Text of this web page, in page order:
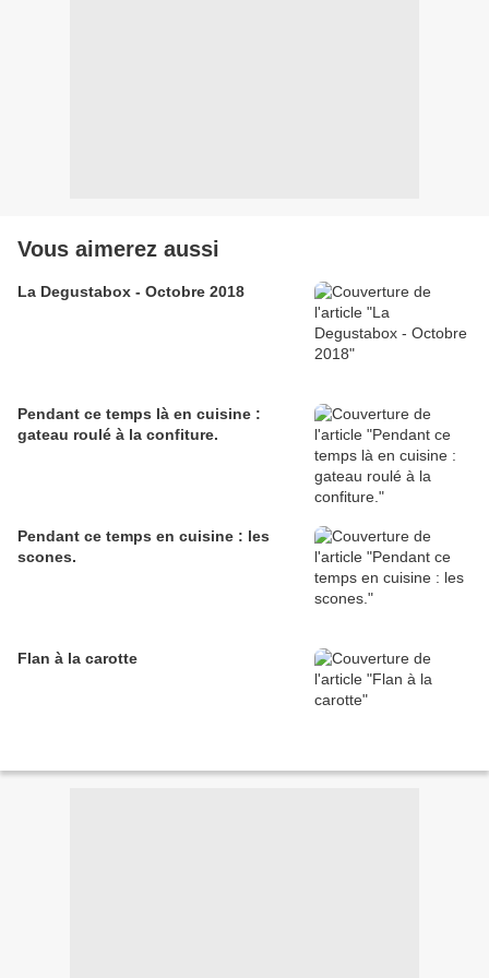
Vous aimerez aussi
La Degustabox - Octobre 2018
Pendant ce temps là en cuisine :
gateau roulé à la confiture.
Pendant ce temps en cuisine : les
scones.
Flan à la carotte